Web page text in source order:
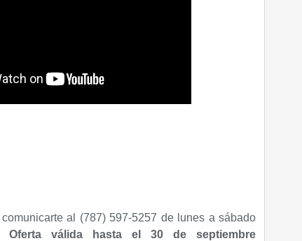
al (787) 597-5257 de lunes a sábado
Oferta válida hastael 30 de septiembre